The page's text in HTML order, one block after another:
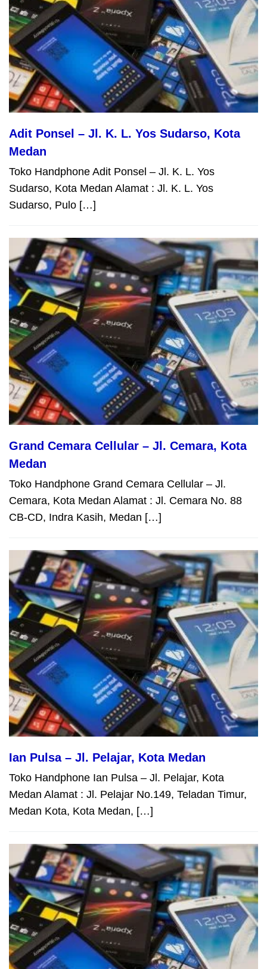
Adit Ponsel – Jl. K. L. Yos Sudarso, Kota
Medan
Toko Handphone Adit Ponsel – Jl. K. L. Yos
Sudarso, Kota Medan Alamat : Jl. K. L. Yos
Sudarso, Pulo […]
Grand Cemara Cellular – Jl. Cemara, Kota
Medan
Toko Handphone Grand Cemara Cellular – Jl.
Cemara, Kota Medan Alamat : Jl. Cemara No. 88
CB-CD, Indra Kasih, Medan […]
Ian Pulsa – Jl. Pelajar, Kota Medan
Toko Handphone Ian Pulsa – Jl. Pelajar, Kota
Medan Alamat : Jl. Pelajar No.149, Teladan Timur,
Medan Kota, Kota Medan, […]